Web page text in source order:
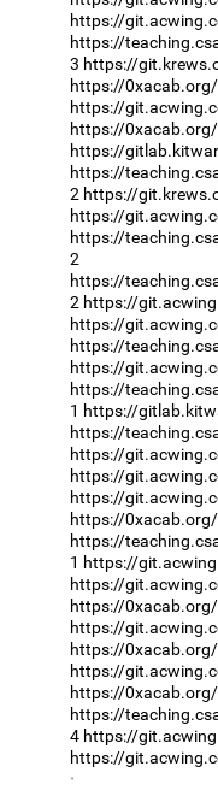
https://
https://
3 https://
https://
https://
https://
https://
https://
2 https://
https://
https://
2
https://
2 https://
https://
https://
https://
https://
1 https://
https://
https://
https://
https://
https://
https://
1 https://
https://
https://
https://
https://
https://
https://
https://
4 https://
https://
·